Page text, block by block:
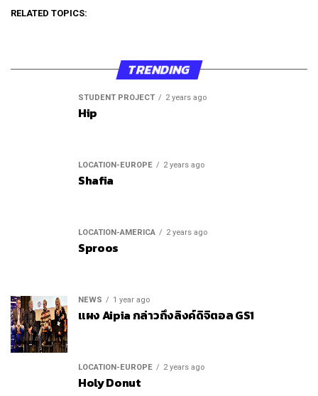
RELATED TOPICS:
TRENDING
STUDENT PROJECT 2 years ago
Hip
LOCATION-EUROPE 2 years ago
Shafia
LOCATION-AMERICA 2 years ago
Sproos
NEWS 1 year ago
แผง Aipia กล่าวถึงลิงค์ดิจิตอล GS1
LOCATION-EUROPE 2 years ago
Holy Donut